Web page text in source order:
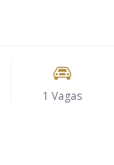
1 Vagas